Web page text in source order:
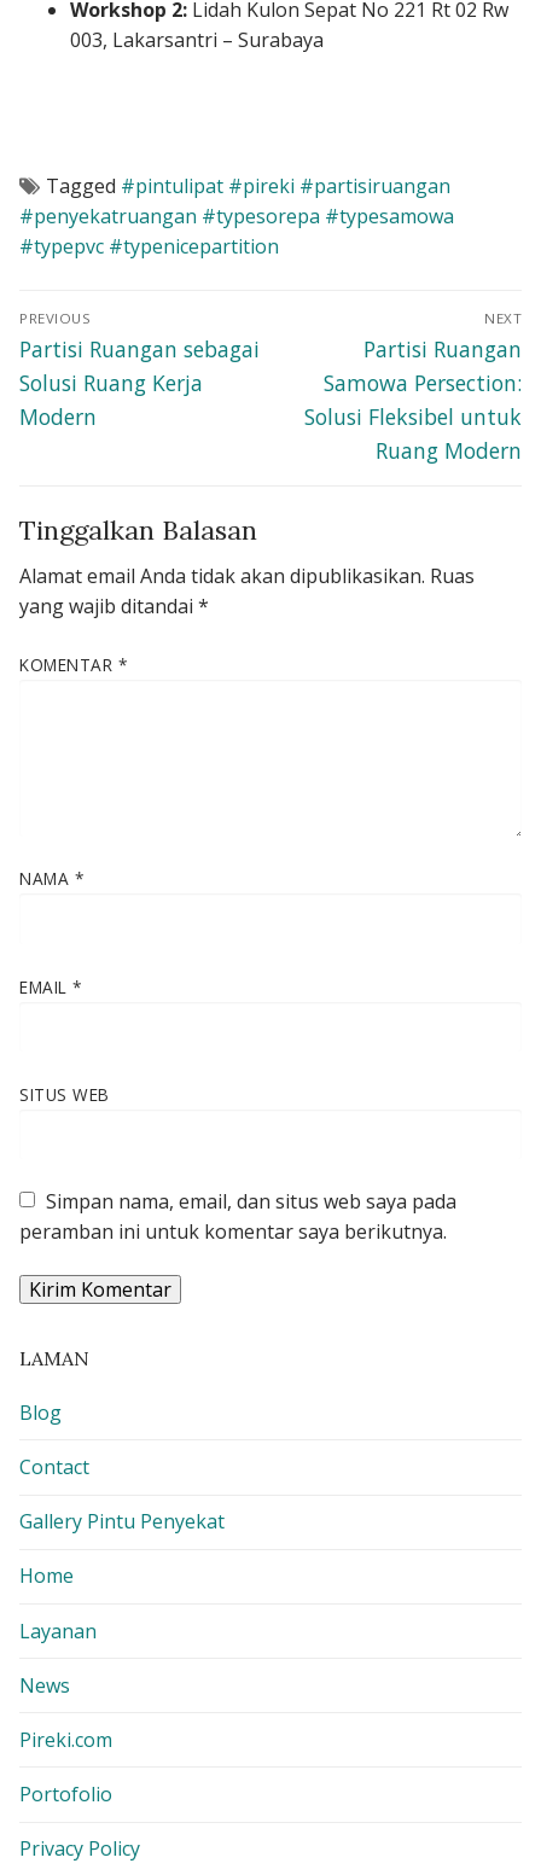
Workshop 2:Lidah Kulon Sepat No 221 Rt 02 Rw
003, Lakarsantri – Surabaya
Tagged #pintulipat #pireki #partisiruangan
#penyekatruangan #typesorepa #typesamowa
#typepvc #typenicepartition
Navigasi
pos
PREVIOUS
Previous
post:
Partisi Ruangan sebagai
Solusi Ruang Kerja
Modern
NEXT
Next
post:
Partisi Ruangan
Samowa Persection:
Solusi Fleksibel untuk
Ruang Modern
Tinggalkan Balasan
Alamat email Anda tidak akan dipublikasikan. Ruas
yang wajib ditandai *
KOMENTAR *
NAMA *
EMAIL *
SITUS WEB
Simpan nama, email, dan situs web saya pada
peramban ini untuk komentar saya berikutnya.
LAMAN
Blog
Contact
Gallery Pintu Penyekat
Home
Layanan
News
Pireki.com
Portofolio
Privacy Policy